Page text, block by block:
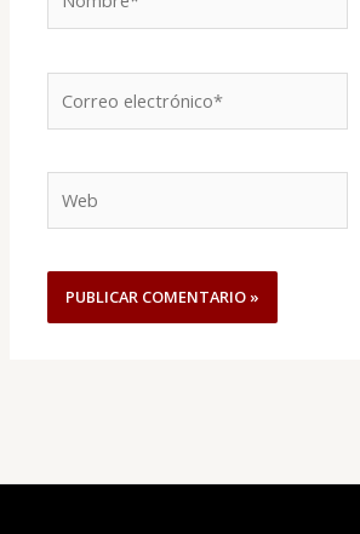
electrónico*